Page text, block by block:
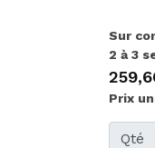
Sur
2 à 3
Prix
Qté